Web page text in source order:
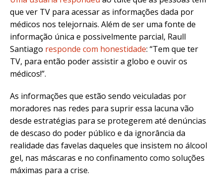
que ver TV para acessar as informações dada por
médicos nos telejornais. Além de ser uma fonte de
informação única e possivelmente parcial, Raull
Santiago responde com honestidade: “Tem que ter
TV, para então poder assistir a globo e ouvir os
médicos!”.
As informações que estão sendo veiculadas por
moradores nas redes para suprir essa lacuna vão
desde estratégias para se protegerem até denúncias
de descaso do poder público e da ignorância da
realidade das favelas daqueles que insistem no álcool
gel, nas máscaras e no confinamento como soluções
máximas para a crise.